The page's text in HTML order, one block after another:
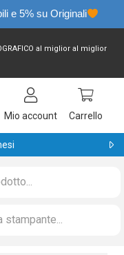
e 5% su Originali
al miglior al miglior
Mio account Carrello